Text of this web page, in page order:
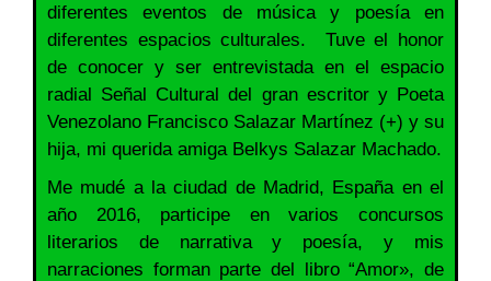
diferentes eventos de música y poesía en
diferentes espacios culturales. Tuve el honor
de conocer y ser entrevistada en el espacio
radial Señal Cultural del gran escritor y Poeta
Venezolano Francisco Salazar Martínez (+) y su
hija, mi querida amiga Belkys Salazar Machado.
Me mudé a la ciudad de Madrid, España en el
año 2016, participe en varios concursos
literarios de narrativa y poesía, y mis
narraciones forman parte del libro “Amor», de